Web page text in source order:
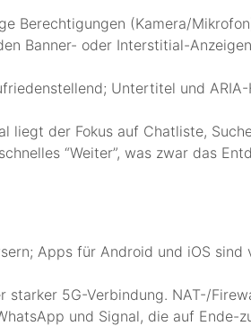
Berechtigungen (Kamera/
Banner- oder Interstitial-
Untertitel und
liegt der Fokus auf Chatliste,
“Weiter”, was zwar das
Apps für Android und iOS
5G-Verbindung. NAT-/
und Signal, die auf Ende-